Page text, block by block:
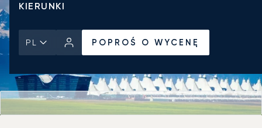
KIERUNKI
PL POPROŚ O WYCENĘ